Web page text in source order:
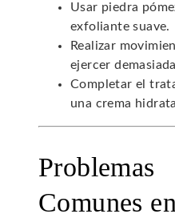
Usar piedra
exfoliante suave.
Realizar
ejercer
Completar el
una crema
Problemas
Comunes